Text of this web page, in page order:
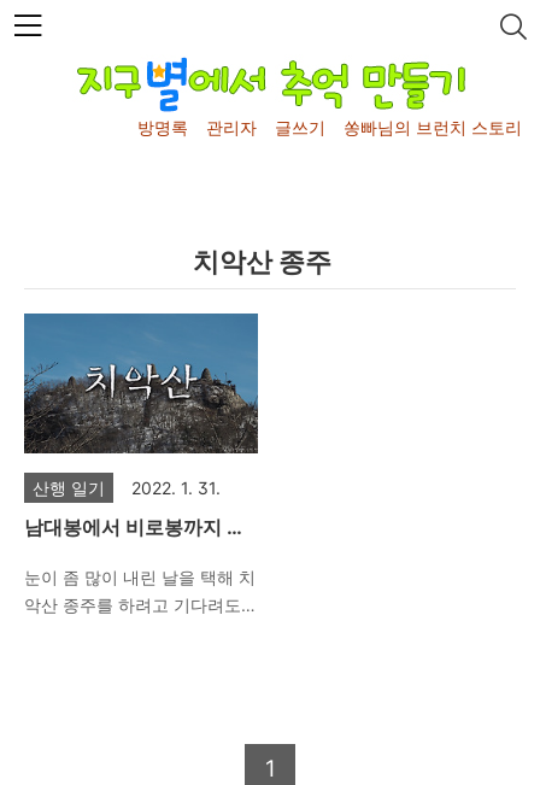
본문 바로가기
방명록 관리자 글쓰기 쏭빠님의 브런치 스토리
치악산 종주
산행 일기 2022. 1. 31.
남대봉에서 비로봉까지 치
눈이 좀 많이 내린 날을 택해 치
악산 종주를 하려고 기다려도
발하여 금대리 입구 도착하니 7
1